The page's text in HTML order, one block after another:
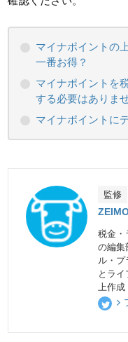
マイナポイントの
一番お得？
マイナポイントを
する必要はありま
マイナポイントに
監修
税金・
の編集
ル・
とラ
上作